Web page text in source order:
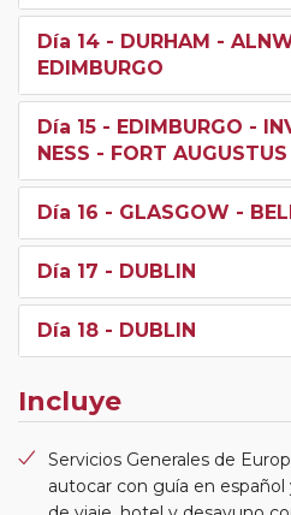
Día 14 - DURHAM -
EDIMBURGO
Día 15 - EDIMBURGO -
NESS - FORT
Día 16 - GLASGOW -
Día 17 - DUBLIN
Día 18 - DUBLIN
Incluye
Servicios Generales de
autocar con guía en